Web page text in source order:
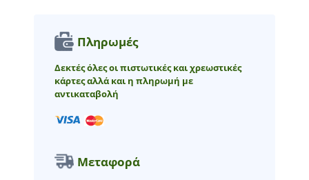
Πληρωμές
Δεκτές όλες οι πιστωτικές και χρεωστικές
κάρτες αλλά και η πληρωμή με
αντικαταβολή
Μεταφορά